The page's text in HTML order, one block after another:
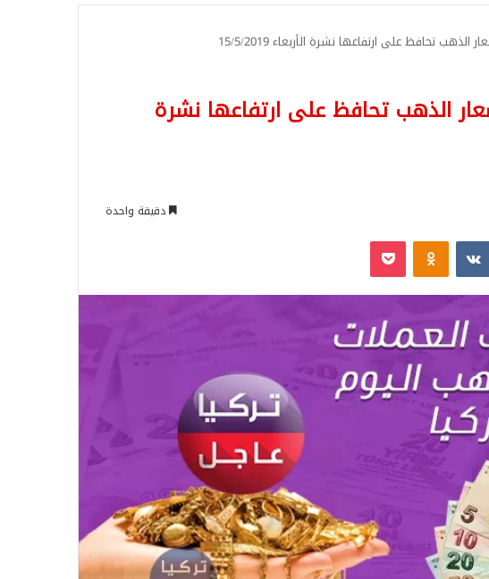
فوق 6 ليرات وأسعار الذهب تحافظ على ارتفاعها نشرة
دقيقة واحدة
Odnoklassniki
‫Pocket